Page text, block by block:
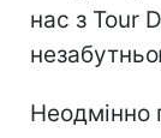
нас з Tour
Неодмінно